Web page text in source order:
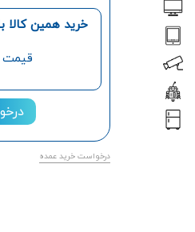
خرید همین کالا
درخواست خرید عمده